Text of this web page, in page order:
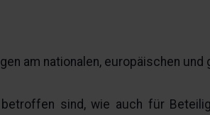
am nationalen, europäischen und
sind, wie auch für